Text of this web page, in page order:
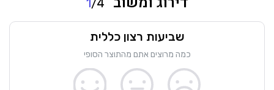
שביעות רצון כללית
כמה מרוצים אתם מהתוצר הסופי